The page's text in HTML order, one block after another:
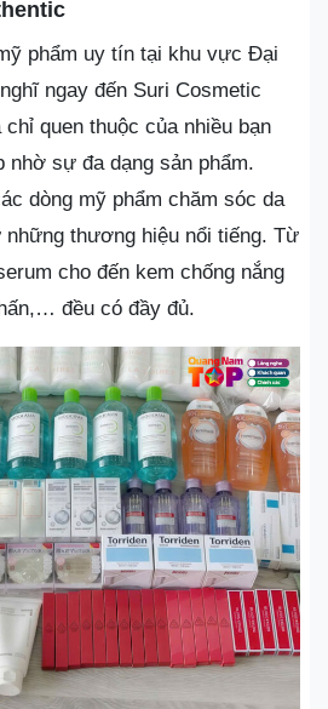
phẩm uy tín tại khu vực Đại
ngay đến Suri Cosmetic
quen thuộc của nhiều bạn
nhờ sự đa dạng sản phẩm.
dòng mỹ phẩm chăm sóc da
thương hiệu nổi tiếng. Từ
cho đến kem chống nắng
đều có đầy đủ.